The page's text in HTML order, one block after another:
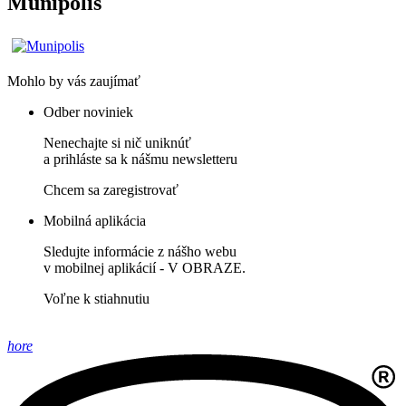
Mohlo by vás zaujímať
Odber noviniek
Nenechajte si nič uniknúť
a prihláste sa k nášmu newsletteru
Chcem sa zaregistrovať
Mobilná aplikácia
Sledujte informácie z nášho webu
v mobilnej aplikácií - V OBRAZE.
Voľne k stiahnutiu
hore